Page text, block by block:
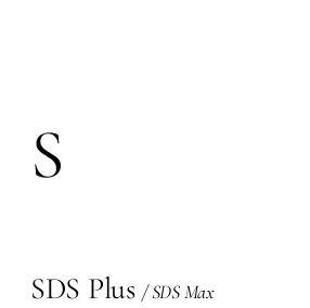
S
SDS Plus/ SDS Max